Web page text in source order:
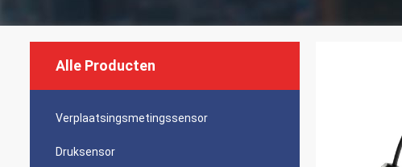
Alle Producten
Verplaatsingsmetingssensor
Druksensor